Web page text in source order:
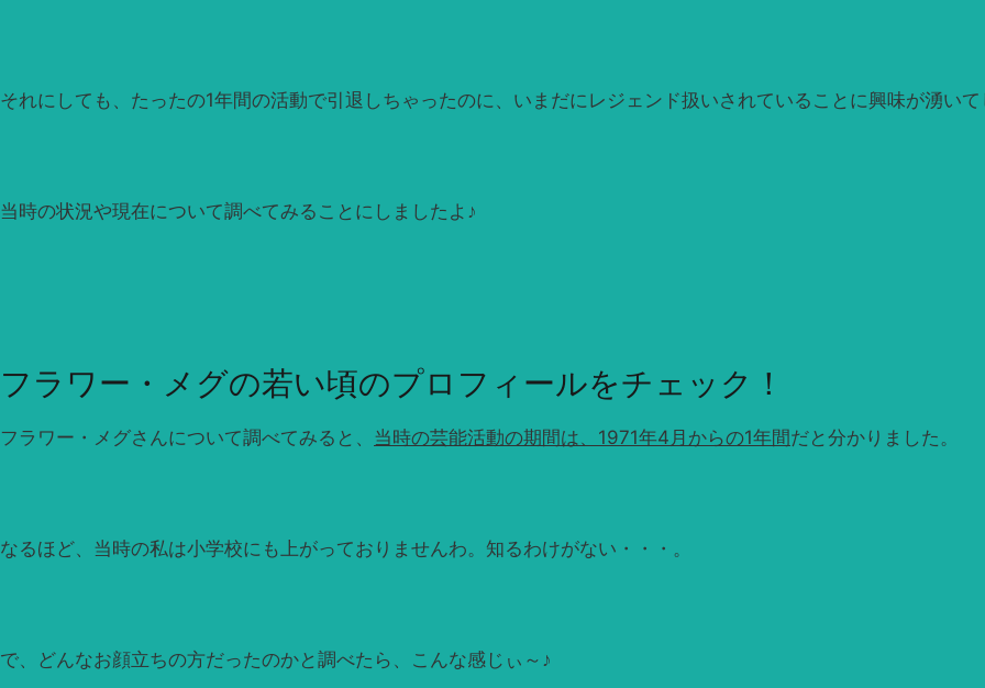
それにしても、たったの1年間の活動で引退しちゃったのに、いまだにレジェンド扱いされていることに興味が湧いて
当時の状況や現在について調べてみることにしましたよ♪
フラワー・メグの若い頃のプロフィールをチェック！
フラワー・メグさんについて調べてみると、 当時の芸能活動の期間は、1971年4月からの1年間だと分かりました。
なるほど、当時の私は小学校にも上がっておりませんわ。知るわけがない・・・。
で、どんなお顔立ちの方だったのかと調べたら、こんな感じぃ～♪